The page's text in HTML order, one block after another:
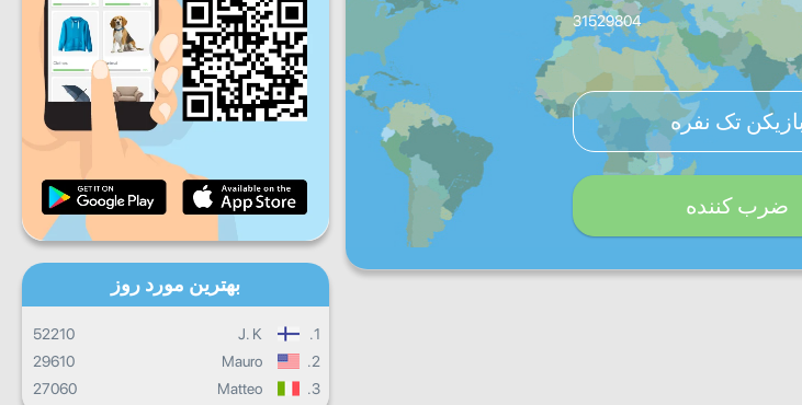
31529804
بازیکن تک نفره
ضرب کننده
پیشرفت روزانه
پیشرفت ماهانه
پیشرفت کلی
بهترین مورد روز
1.
J. K
52210
2.
Mauro
29610
3.
Matteo
27060